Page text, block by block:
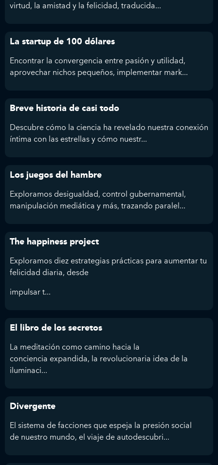
virtud, la amistad y la felicidad, traducida...
La startup de 100 dólares
Encontrar la convergencia entre pasión y utilidad,
aprovechar nichos pequeños, implementar mark...
Breve historia de casi todo
Descubre cómo la ciencia ha revelado nuestra conexión
íntima con las estrellas y cómo nuestr...
Los juegos del hambre
Exploramos desigualdad, control gubernamental,
manipulación mediática y más, trazando paralel...
The happiness project
Exploramos diez estrategias prácticas para aumentar tu
felicidad diaria, desde
impulsar t...
El libro de los secretos
La meditación como camino hacia la
conciencia expandida, la revolucionaria idea de la
iluminaci...
Divergente
El sistema de facciones que espeja la presión social
de nuestro mundo, el viaje de autodescubri...